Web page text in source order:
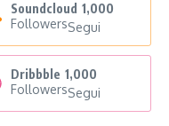
Soundcloud 1,000
FollowersSegui
Dribbble 1,000
FollowersSegui